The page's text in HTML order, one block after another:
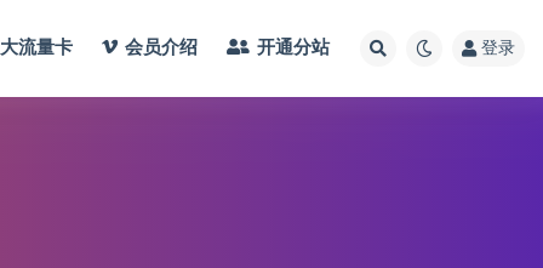
大流量卡 会员介绍 开通分站 登录